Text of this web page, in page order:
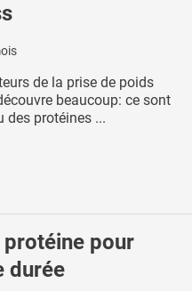
de la prise de poids
beaucoup: ce sont
des protéines ...
protéine pour
durée